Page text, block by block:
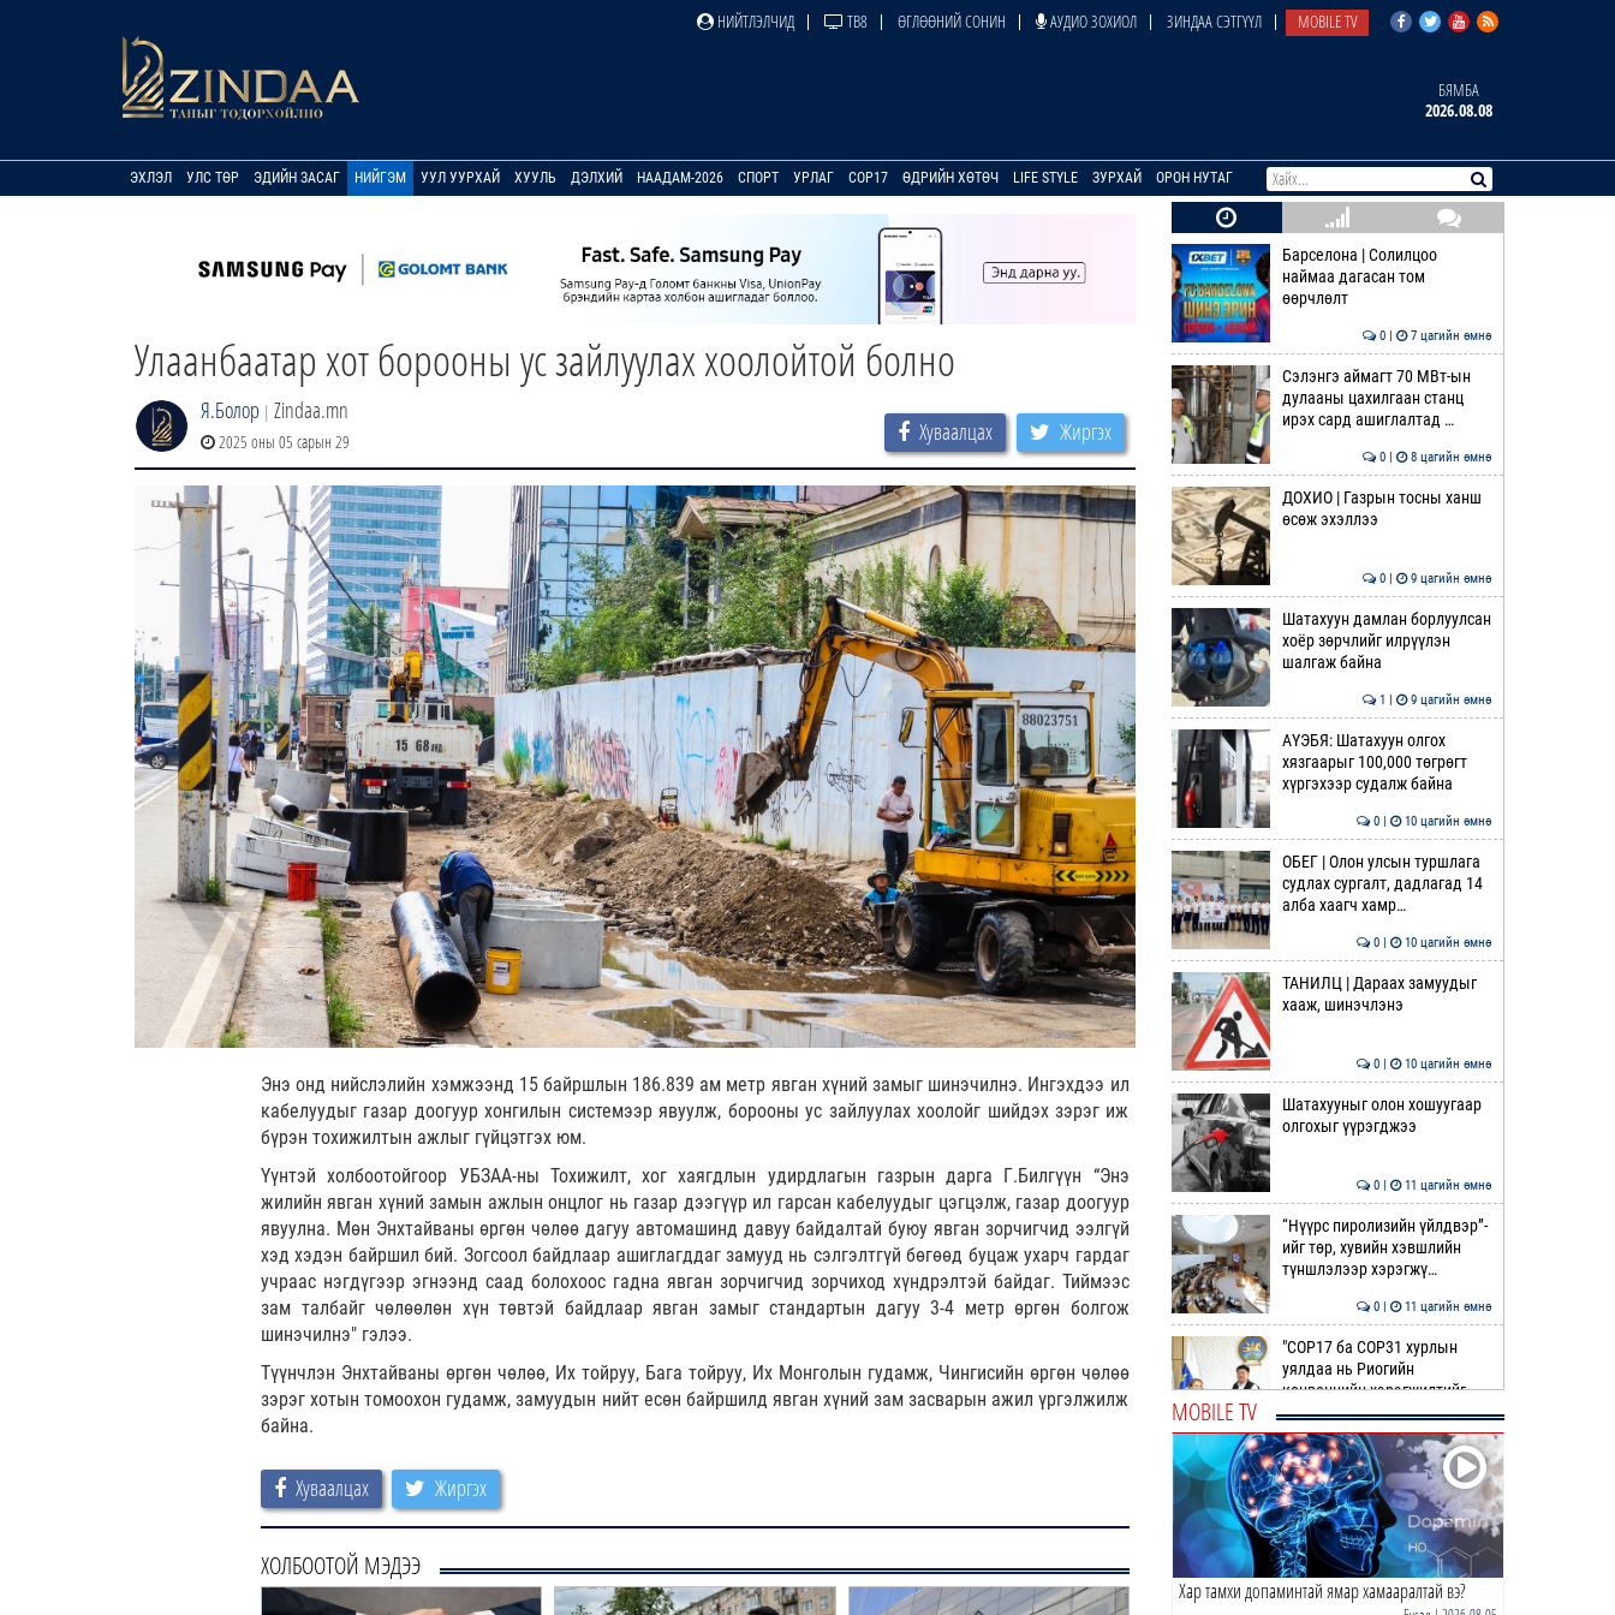
НИЙТЛЭЛЧИД ТВ8 ӨГЛӨӨНИЙ СОНИН АУДИО ЗОХИОЛ ЗИНДАА СЭТГҮҮЛ MOBILE TV
БЯМБА
2026.08.08
ЭХЛЭЛ УЛС ТӨР ЭДИЙН ЗАСАГ НИЙГЭМ УУЛ УУРХАЙ ХУУЛЬ ДЭЛХИЙ НААДАМ-2026 СПОРТ УРЛАГ COP17 ӨДРИЙН ХӨТӨЧ LIFE STYLE ЗУРХАЙ ОРОН НУТАГ
Улаанбаатар хот борооны ус зайлуулах хоолойтой болно
Я.Болор | Zindaa.mn
2025 оны 05 сарын 29 Хуваалцах Жиргэх
Энэ онд нийслэлийн хэмжээнд 15 байршлын 186.839 ам метр явган хүний замыг шинэчилнэ. Ингэхдээ ил
кабелуудыг газар доогуур хонгилын системээр явуулж, борооны ус зайлуулах хоолойг шийдэх зэрэг иж
бүрэн тохижилтын ажлыг гүйцэтгэх юм.
Үүнтэй холбоотойгоор УБЗАА-ны Тохижилт, хог хаягдлын удирдлагын газрын дарга Г.Билгүүн “Энэ
жилийн явган хүний замын ажлын онцлог нь газар дээгүүр ил гарсан кабелуудыг цэгцэлж, газар доогуур
явуулна. Мөн Энхтайваны өргөн чөлөө дагуу автомашинд давуу байдалтай буюу явган зорчигчид ээлгүй
хэд хэдэн байршил бий. Зогсоол байдлаар ашиглагддаг замууд нь сэлгэлтгүй бөгөөд буцаж ухарч гардаг
учраас нэгдүгээр эгнээнд саад болохоос гадна явган зорчигчид зорчиход хүндрэлтэй байдаг. Тиймээс
зам талбайг чөлөөлөн хүн төвтэй байдлаар явган замыг стандартын дагуу 3-4 метр өргөн болгож
шинэчилнэ" гэлээ.
Түүнчлэн Энхтайваны өргөн чөлөө, Их тойруу, Бага тойруу, Их Монголын гудамж, Чингисийн өргөн чөлөө
зэрэг хотын томоохон гудамж, замуудын нийт есөн байршилд явган хүний зам засварын ажил үргэлжилж
байна.
Хуваалцах Жиргэх
ХОЛБООТОЙ МЭДЭЭ
Барселона | Солилцоо
наймаа дагасан том
өөрчлөлт
0 | 7 цагийн өмнө
Сэлэнгэ аймагт 70 МВт-ын
дулааны цахилгаан станц
ирэх сард ашиглалтад …
0 | 8 цагийн өмнө
ДОХИО | Газрын тосны ханш
өсөж эхэллээ
0 | 9 цагийн өмнө
Шатахуун дамлан борлуулсан
хоёр зөрчлийг илрүүлэн
шалгаж байна
1 | 9 цагийн өмнө
АҮЭБЯ: Шатахуун олгох
хязгаарыг 100,000 төгрөгт
хүргэхээр судалж байна
0 | 10 цагийн өмнө
ОБЕГ | Олон улсын туршлага
судлах сургалт, дадлагад 14
алба хаагч хамр…
0 | 10 цагийн өмнө
ТАНИЛЦ | Дараах замуудыг
хааж, шинэчлэнэ
0 | 10 цагийн өмнө
Шатахууныг олон хошуугаар
олгохыг үүрэгджээ
0 | 11 цагийн өмнө
“Нүүрс пиролизийн үйлдвэр”-
ийг төр, хувийн хэвшлийн
түншлэлээр хэрэгжү…
0 | 11 цагийн өмнө
"COP17 ба COP31 хурлын
уялдаа нь Риогийн
конвенцийн хэрэгжилтийг
ахиул…
Монгол төрийн парадокс нь
шатахуун
0 | 12 цагийн өмнө
Б.Пүрэвдагва: Найман
MOBILE TV
Хар тамхи допаминтай ямар хамааралтай вэ?